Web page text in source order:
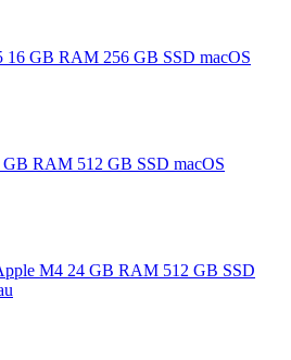
GB RAM 256 GB SSD macOS
RAM 512 GB SSD macOS
M4 24 GB RAM 512 GB SSD